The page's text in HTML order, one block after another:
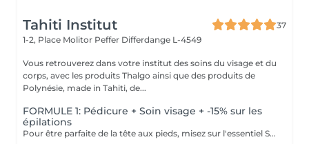
Tahiti Institut
37
1-2, Place Molitor Peffer Differdange L-4549
Vous retrouverez dans votre institut des soins du visage et du
corps, avec les produits Thalgo ainsi que des produits de
Polynésie, made in Tahiti, de...
FORMULE 1: Pédicure + Soin visage + -15% sur les
épilations
Pour être parfaite de la tête aux pieds, misez sur l'essentiel Soin du visage Bora Bora ( gommage et massage à l'huile de coco) Une pédicure express au choix rape ou trempage + Coupe et limage des ongles -15 % Sur toutes vos épilations ( à rajouter à votre RDV) Pour plus de précision, n'hésitez pas whatsapp, SMS ou appel au 661 555 858